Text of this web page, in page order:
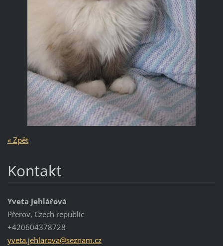
« Zpět
Kontakt
Yveta Jehlářová
Přerov, Czech republic
+420604378728
yveta.jehlarova@seznam.cz